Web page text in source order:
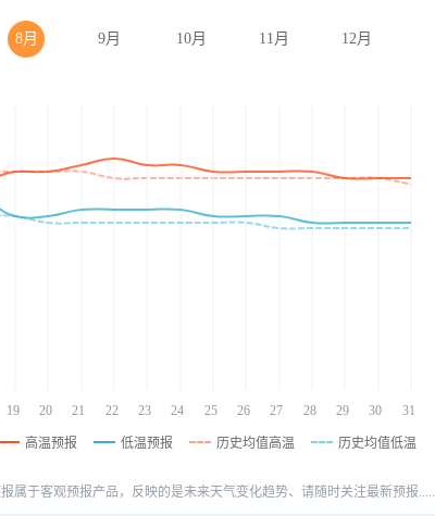
8月 9月 10月 11月 12月
19 20 21 22 23 24 25 26 27 28 29 30 31
高温预报 低温预报 历史均值高温 历史均值低温
报属于客观预报产品，反映的是未来天气变化趋势、请随时关注最新预报.....